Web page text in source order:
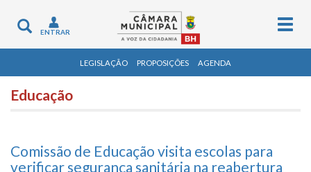
Toggle
navigation
ENTRAR
LEGISLAÇÃO PROPOSIÇÕES AGENDA
Educação
Comissão de Educação visita escolas para
verificar segurança sanitária na reabertura